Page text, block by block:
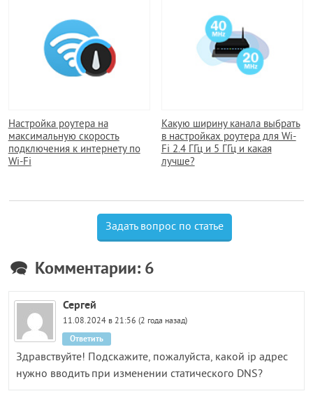
Настройка роутера на
максимальную скорость
подключения к интернету по
Wi-Fi
Какую ширину канала выбрать
в настройках роутера для Wi-
Fi 2.4 ГГц и 5 ГГц и какая
лучше?
Задать вопрос по статье
Комментарии: 6
Сергей
11.08.2024 в 21:56 (2 года назад)
Здравствуйте! Подскажите, пожалуйста, какой ip адрес
нужно вводить при изменении статического DNS?
Ответить